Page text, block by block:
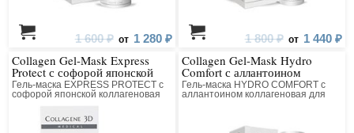
1 600 ₽ от 1 280 ₽ 1 800 ₽ от 1 440 ₽
Collagen Gel-Mask Express
Protect с софорой японской
Гель-маска EXPRESS PROTECT с
софорой японской коллагеновая
Collagen Gel-Mask Hydro
Comfort с аллантоином
Гель-маска HYDRO COMFORT с
аллантоином коллагеновая для